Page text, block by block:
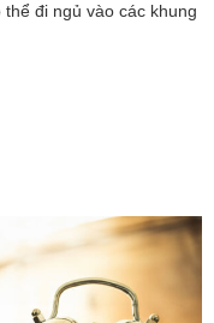
đi ngủ vào các khung